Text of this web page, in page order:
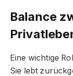
Balance
Eine wichtige
Sie lebt